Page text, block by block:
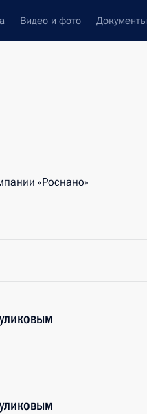
Видео и фото Документы
«Роснано»